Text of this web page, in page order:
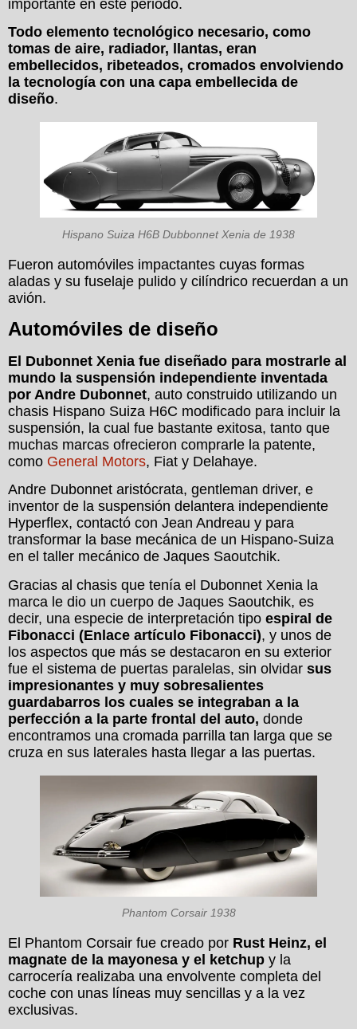
importante en este periodo.
Todo elemento tecnológico necesario, como
tomas de aire, radiador, llantas, eran
embellecidos, ribeteados, cromados envolviendo
la tecnología con una capa embellecida de
diseño.
Hispano Suiza H6B Dubbonnet Xenia de 1938
Fueron automóviles impactantes cuyas formas
aladas y su fuselaje pulido y cilíndrico recuerdan a un
avión.
Automóviles de diseño
El Dubonnet Xenia fue diseñado para mostrarle al
mundo la suspensión independiente inventada
por Andre Dubonnet, auto construido utilizando un
chasis Hispano Suiza H6C modificado para incluir la
suspensión, la cual fue bastante exitosa, tanto que
muchas marcas ofrecieron comprarle la patente,
como General Motors, Fiat y Delahaye.
Andre Dubonnet aristócrata, gentleman driver, e
inventor de la suspensión delantera independiente
Hyperflex, contactó con Jean Andreau y para
transformar la base mecánica de un Hispano-Suiza
en el taller mecánico de Jaques Saoutchik.
Gracias al chasis que tenía el Dubonnet Xenia la
marca le dio un cuerpo de Jaques Saoutchik, es
decir, una especie de interpretación tipo espiral de
Fibonacci (Enlace artículo Fibonacci), y unos de
los aspectos que más se destacaron en su exterior
fue el sistema de puertas paralelas, sin olvidar sus
impresionantes y muy sobresalientes
guardabarros los cuales se integraban a la
perfección a la parte frontal del auto, donde
encontramos una cromada parrilla tan larga que se
cruza en sus laterales hasta llegar a las puertas.
Phantom Corsair 1938
El Phantom Corsair fue creado por Rust Heinz, el
magnate de la mayonesa y el ketchup y la
carrocería realizaba una envolvente completa del
coche con unas líneas muy sencillas y a la vez
exclusivas.